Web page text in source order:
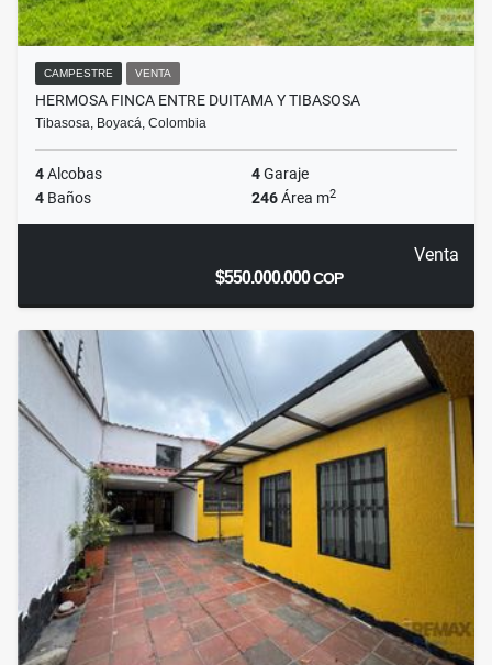
CAMPESTRE VENTA
HERMOSA FINCA ENTRE DUITAMA Y TIBASOSA
Tibasosa, Boyacá, Colombia
4Alcobas 4Garaje
4 Baños 246Área m2
Venta
$550.000.000COP